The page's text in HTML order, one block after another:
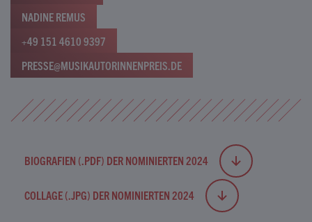
NADINE REMUS
+49 151 4610 9397
PRESSE@MUSIKAUTORINNENPREIS.DE
BIOGRAFIEN (.PDF) DER NOMINIERTEN 2024
COLLAGE (.JPG) DER NOMINIERTEN 2024